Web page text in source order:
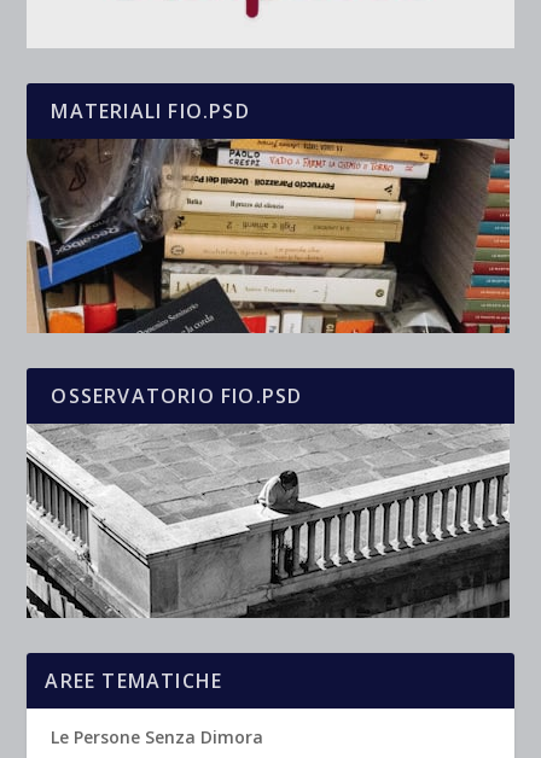
MATERIALI FIO.PSD
OSSERVATORIO FIO.PSD
AREE TEMATICHE
Le Persone Senza Dimora